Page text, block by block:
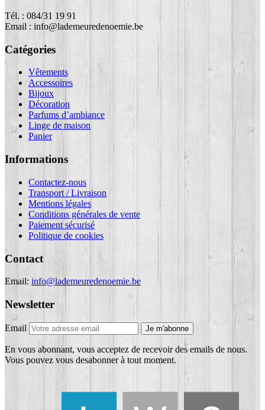
Tél. : 084/31 19 91
Email : info@lademeuredenoemie.be
Catégories
Vêtements
Accessoires
Bijoux
Décoration
Parfums d’ambiance
Linge de maison
Panier
Informations
Contactez-nous
Transport / Livraison
Mentions légales
Conditions générales de vente
Paiement sécurisé
Politique de cookies
Contact
Email: info@lademeuredenoemie.be
Newsletter
Email Je m'abonne
En vous abonnant, vous acceptez de recevoir des emails de nous.
Vous pouvez vous desabonner à tout moment.